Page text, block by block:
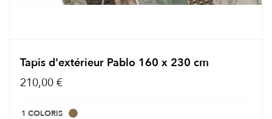
Tapis d'extérieur Pablo 160 x 230 cm
210,00 €
1 COLORIS